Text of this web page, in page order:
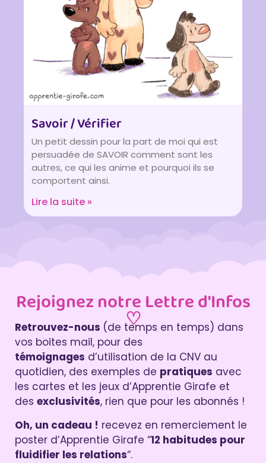
Savoir / Vérifier
Un petit dessin pour la part de moi qui est
persuadée de SAVOIR comment sont les
autres, ce qui les anime et pourquoi ils se
comportent ainsi.
Lire la suite »
Rejoignez notre Lettre d'Infos
♡
Retrouvez-nous (de temps en temps) dans
vos boites mail, pour des
témoignages d’utilisation de la CNV au
quotidien, des exemples de pratiques avec
les cartes et les jeux d’Apprentie Girafe et
des exclusivités, rien que pour les abonnés !
Oh, un cadeau ! recevez en remerciement le
poster d’Apprentie Girafe “12 habitudes pour
fluidifier les relations“.